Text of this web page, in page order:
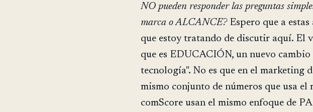
NO pueden responder las preguntas
marca o ALCANCE?Espero que a
que estoy tratando de discutir aquí. El
que es EDUCACIÓN, un nuevo
tecnología". No es que en el marketing
mismo conjunto de números que usa el
comScore usan el mismo enfoque de